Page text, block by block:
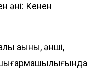
әні: Кенен
ақыны, әнші,